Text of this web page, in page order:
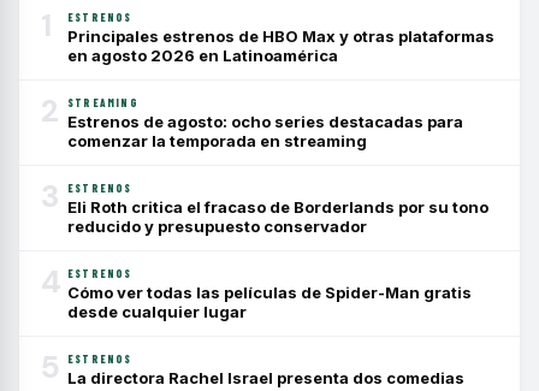
1 ESTRENOS
Principales estrenos de HBO Max y otras plataformas
en agosto 2026 en Latinoamérica
2 STREAMING
Estrenos de agosto: ocho series destacadas para
comenzar la temporada en streaming
3 ESTRENOS
Eli Roth critica el fracaso de Borderlands por su tono
reducido y presupuesto conservador
4 ESTRENOS
Cómo ver todas las películas de Spider-Man gratis
desde cualquier lugar
5 ESTRENOS
La directora Rachel Israel presenta dos comedias